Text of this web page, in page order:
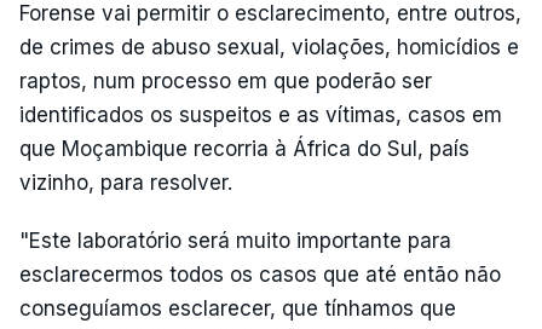
Forense vai permitir o esclarecimento, entre outros,
de crimes de abuso sexual, violações, homicídios e
raptos, num processo em que poderão ser
identificados os suspeitos e as vítimas, casos em
que Moçambique recorria à África do Sul, país
vizinho, para resolver.
"Este laboratório será muito importante para
esclarecermos todos os casos que até então não
conseguíamos esclarecer, que tínhamos que